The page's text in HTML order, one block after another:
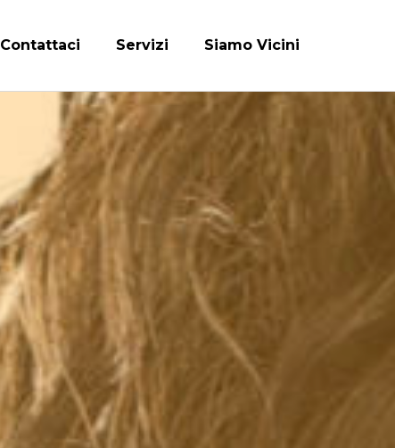
Contattaci Servizi Siamo Vicini